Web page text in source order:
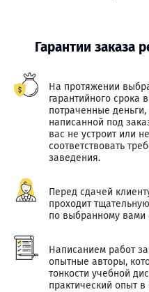
Гарантии заказа
На протяжении
гарантийного срока
потраченные
написанной под
вас не устроит или
соответствовать
заведения.
Перед сдачей
проходит
по выбранному вами
Написанием работ
опытные авторы,
тонкости учебной
практический опыт в